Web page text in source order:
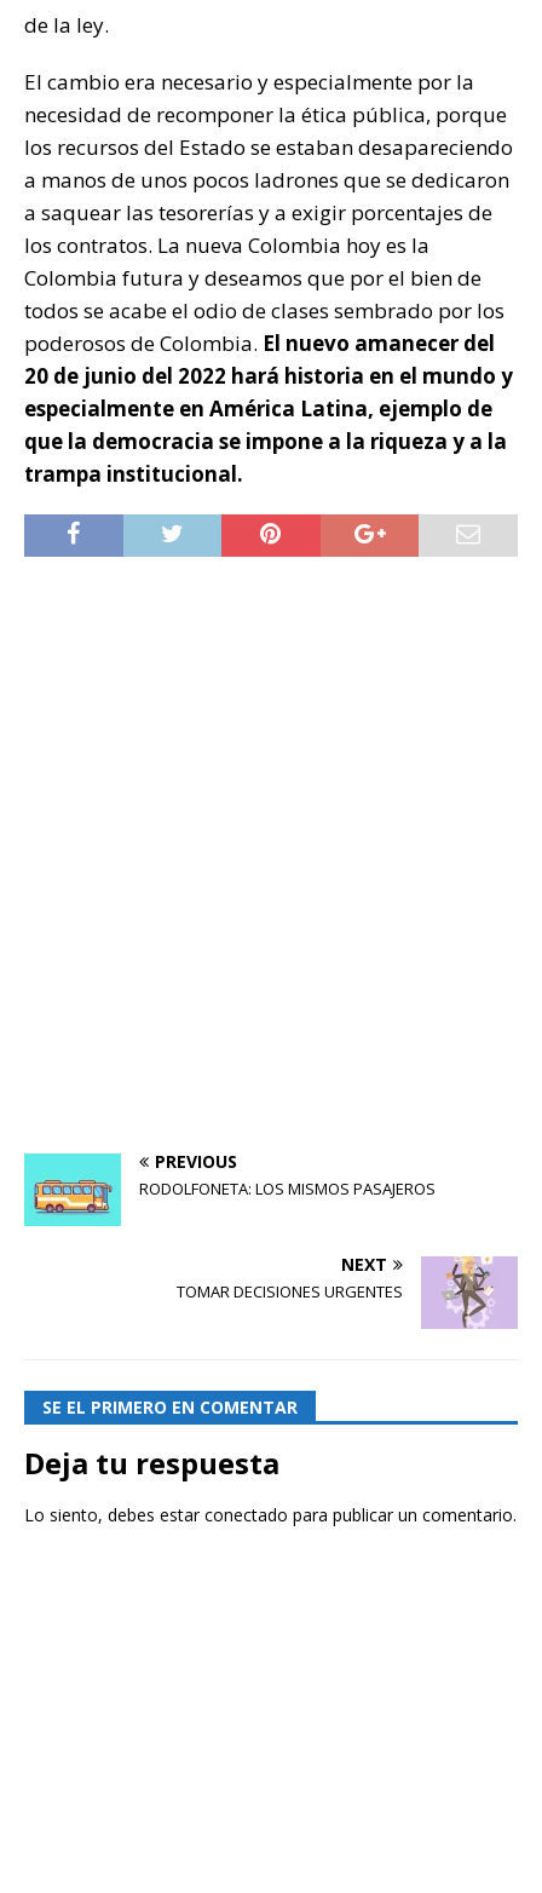
de la ley.
El cambio era necesario y especialmente por la
necesidad de recomponer la ética pública, porque
los recursos del Estado se estaban desapareciendo
a manos de unos pocos ladrones que se dedicaron
a saquear las tesorerías y a exigir porcentajes de
los contratos. La nueva Colombia hoy es la
Colombia futura y deseamos que por el bien de
todos se acabe el odio de clases sembrado por los
poderosos de Colombia. El nuevo amanecer del
20 de junio del 2022 hará historia en el mundo y
especialmente en América Latina, ejemplo de
que la democracia se impone a la riqueza y a la
trampa institucional.
PREVIOUS
RODOLFONETA: LOS MISMOS PASAJEROS
NEXT
TOMAR DECISIONES URGENTES
SE EL PRIMERO EN COMENTAR
Deja tu respuesta
Lo siento, debes estarconectado para publicar un comentario.